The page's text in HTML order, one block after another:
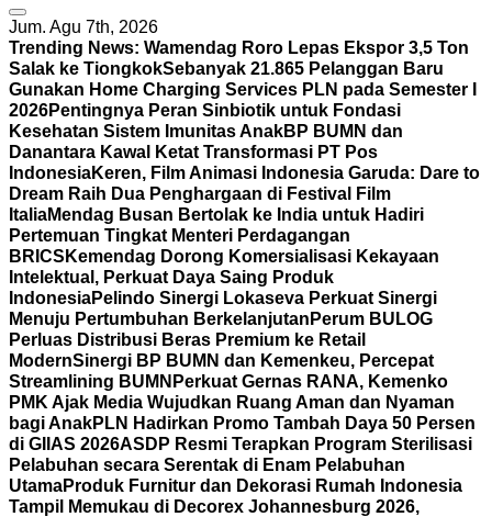
Jum. Agu 7th, 2026
Trending News: Wamendag Roro Lepas Ekspor 3,5 Ton
Salak ke TiongkokSebanyak 21.865 Pelanggan Baru
Gunakan Home Charging Services PLN pada Semester I
2026Pentingnya Peran Sinbiotik untuk Fondasi
Kesehatan Sistem Imunitas AnakBP BUMN dan
Danantara Kawal Ketat Transformasi PT Pos
IndonesiaKeren, Film Animasi Indonesia Garuda: Dare to
Dream Raih Dua Penghargaan di Festival Film
ItaliaMendag Busan Bertolak ke India untuk Hadiri
Pertemuan Tingkat Menteri Perdagangan
BRICS Kemendag Dorong Komersialisasi Kekayaan
Intelektual, Perkuat Daya Saing Produk
IndonesiaPelindo Sinergi Lokaseva Perkuat Sinergi
Menuju Pertumbuhan Berkelanjutan Perum BULOG
Perluas Distribusi Beras Premium ke Retail
ModernSinergi BP BUMN dan Kemenkeu, Percepat
Streamlining BUMN Perkuat Gernas RANA, Kemenko
PMK Ajak Media Wujudkan Ruang Aman dan Nyaman
bagi AnakPLN Hadirkan Promo Tambah Daya 50 Persen
di GIIAS 2026ASDP Resmi Terapkan Program Sterilisasi
Pelabuhan secara Serentak di Enam Pelabuhan
UtamaProduk Furnitur dan Dekorasi Rumah Indonesia
Tampil Memukau di Decorex Johannesburg 2026,